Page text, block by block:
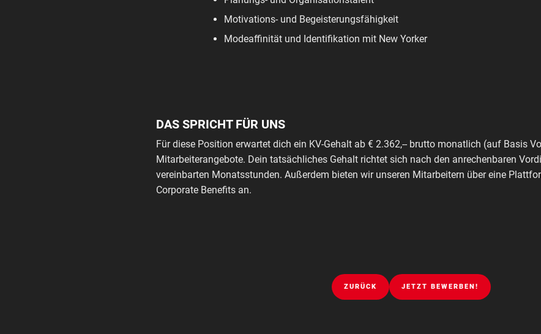
Motivations- und Begeisterungsfähigkeit
Modeaffinität und Identifikation mit New Yorker
DAS SPRICHT FÜR UNS
Für diese Position erwartet dich ein KV-Gehalt ab € 2.362,-- brutto monatlich (auf Basis
Mitarbeiterangebote. Dein tatsächliches Gehalt richtet sich nach den anrechenbaren
vereinbarten Monatsstunden. Außerdem bieten wir unseren Mitarbeitern über eine
Corporate Benefits an.
ZURÜCK JETZT BEWERBEN!